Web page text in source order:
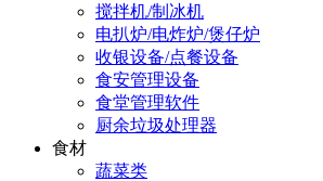
搅拌机/制冰机
电扒炉/电炸炉/煲仔炉
收银设备/点餐设备
食安管理设备
食堂管理软件
厨余垃圾处理器
食材
蔬菜类